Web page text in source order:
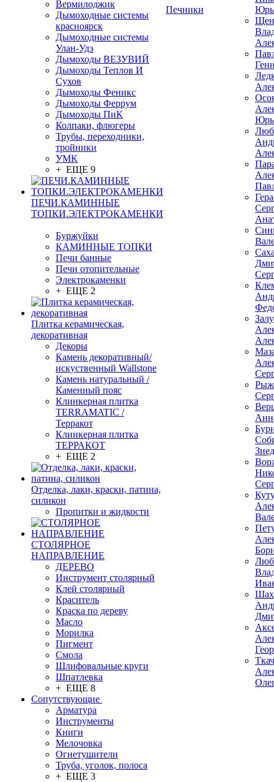
Вермилоджик
Дымоходные системы
красноярск
Дымоходные системы
Улан-Удэ
Дымоходы ВЕЗУВИЙ
Дымоходы Теплов И
Сухов
Дымоходы Феникс
Дымоходы Феррум
Дымоходы ПиК
Колпаки, флюгеры
Трубы, переходники,
тройники
УМК
+ ЕЩЕ 9
ПЕЧИ.КАМИННЫЕ
ТОПКИ.ЭЛЕКТРОКАМЕНКИ
Буржуйки
КАМИННЫЕ ТОПКИ
Печи банные
Печи отопительные
Электрокаменки
+ ЕЩЕ 2
Плитка керамическая,
декоративная
Декоры
Камень декоративный/
искуственный Wallstone
Камень натуральный /
Каменный пояс
Клинкерная плитка
TERRAMATIC /
Терракот
Клинкерная плитка
ТЕРРАКОТ
+ ЕЩЕ 2
Отделка, лаки, краски, патина,
силикон
Пропитки и жидкости
СТОЛЯРНОЕ
НАПРАВЛЕНИЕ
ДЕРЕВО
Инструмент столярный
Клей столярный
Краситель
Краска по дереву
Масло
Морилка
Пигмент
Смола
Шлифовальные круги
Шпатлевка
+ ЕЩЕ 8
Сопутствующие
Арматура
Инструменты
Книги
Мелочовка
Огнетушители
Труба, уголок, полоса
+ ЕЩЕ 3
Печники